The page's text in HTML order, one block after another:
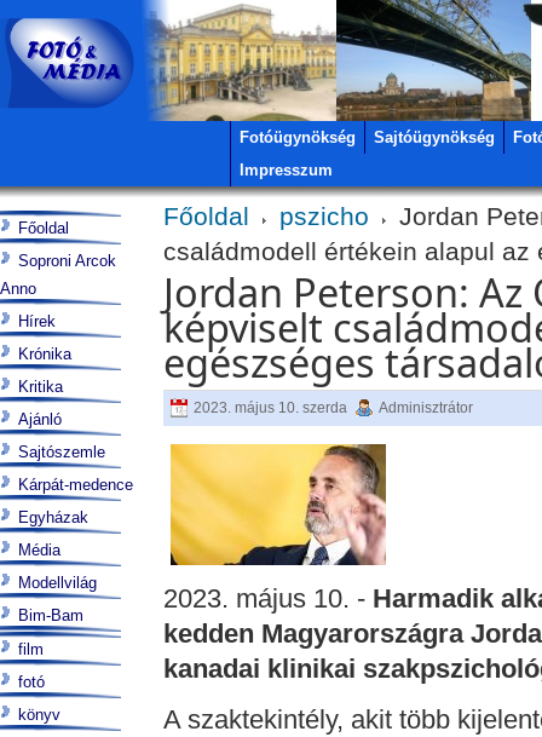
Fotóügynökség Sajtóügynökség
Impresszum
Főoldal pszicho
Jordan
családmodell értékein alapul
Jordan Peterson:
képviselt
egészséges
2023. május 10. szerda Adminisztrátor
2023. május 10. - Harmadik
kedden Magyarországra
kanadai klinikai
A szaktekintély, akit több
Főoldal
Soproni Arcok
Anno
Hírek
Krónika
Kritika
Ajánló
Sajtószemle
Kárpát-medence
Egyházak
Média
Modellvilág
Bim-Bam
film
fotó
könyv